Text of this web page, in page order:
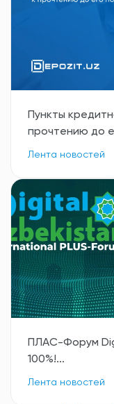
Пункты
прочтению до
Лента новостей
ПЛАС-Форум
100%!...
Лента новостей